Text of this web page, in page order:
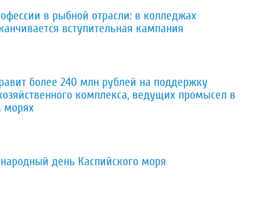
в рыбной отрасли: в колледжах
вступительная кампания
более 240 млн рублей на поддержку
комплекса, ведущих промысел в
морях
день Каспийского моря